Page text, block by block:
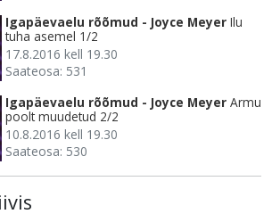
Igapäevaelu rõõmud - Joyce Meyer Ilu
tuha asemel 1/2
17.8.2016 kell 19.30
Saateosa: 531
Igapäevaelu rõõmud - Joyce Meyer Armu
poolt muudetud 2/2
10.8.2016 kell 19.30
Saateosa: 530